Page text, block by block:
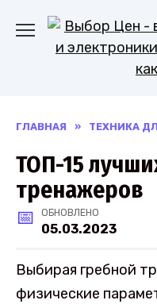
содержанию
ГЛАВНАЯ » ТЕХНИКА
ТОП-15
тренажеров
ОБНОВЛЕНО
05.03.2023
Выбирая гребной
физические